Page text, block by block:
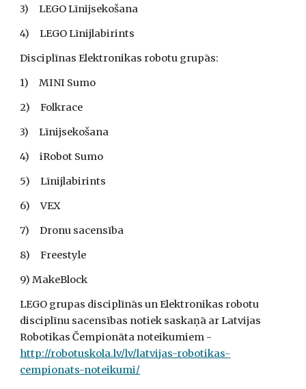
3)     LEGO Līnijsekošana
4)     LEGO Līnijlabirints
Disciplīnas Elektronikas robotu grupās:
1)     MINI Sumo
2)     Folkrace
3)     Līnijsekošana
4)     iRobot Sumo
5)     Līnijlabirints
6)     VEX
7)     Dronu sacensība
8)     Freestyle
9) MakeBlock
LEGO grupas disciplīnās un Elektronikas robotu
disciplīnu sacensības notiek saskaņā ar Latvijas
http://robotuskola.lv/lv/latvijas-robotikas-
cempionats-noteikumi/